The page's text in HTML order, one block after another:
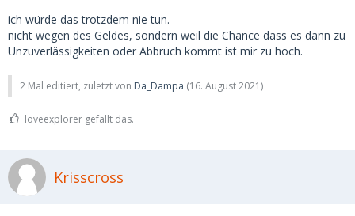
ich würde das trotzdem nie tun.
nicht wegen des Geldes, sondern weil die Chance dass es dann zu
Unzuverlässigkeiten oder Abbruch kommt ist mir zu hoch.
2 Mal editiert, zuletzt von Da_Dampa (16. August 2021)
loveexplorer gefällt das.
Krisscross